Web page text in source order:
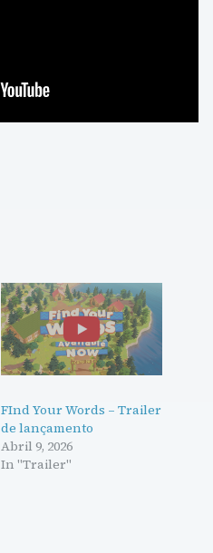
FInd Your Words – Trailer
de lançamento
Abril 9, 2026
In "Trailer"